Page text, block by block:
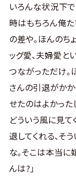
いろんな状況下
時はもちろん俺
の差や｡ほんのち
ッグ愛､夫婦愛と
つながっただけ｡
さんの引退がか
せたのはよかっ
どういう風に見
退してくれる､そ
な｡そこは本当に
んは?｣